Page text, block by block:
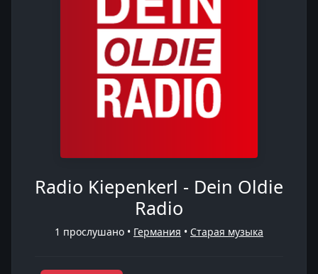
Radio Kiepenkerl - Dein Oldie
Radio
1 прослушано • Германия • Старая музыка